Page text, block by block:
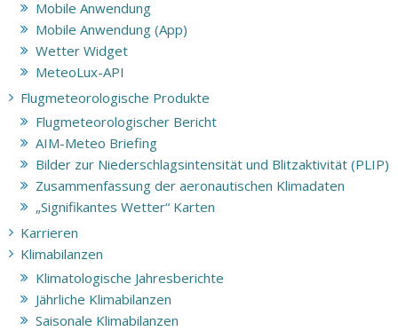
Mobile Anwendung
Mobile Anwendung (App)
Wetter Widget
MeteoLux-API
Flugmeteorologische Produkte
Flugmeteorologischer Bericht
AIM-Meteo Briefing
Bilder zur Niederschlagsintensität und Blitzaktivität (PLIP)
Zusammenfassung der aeronautischen Klimadaten
„Signifikantes Wetter“ Karten
Karrieren
Klimabilanzen
Klimatologische Jahresberichte
Jährliche Klimabilanzen
Saisonale Klimabilanzen